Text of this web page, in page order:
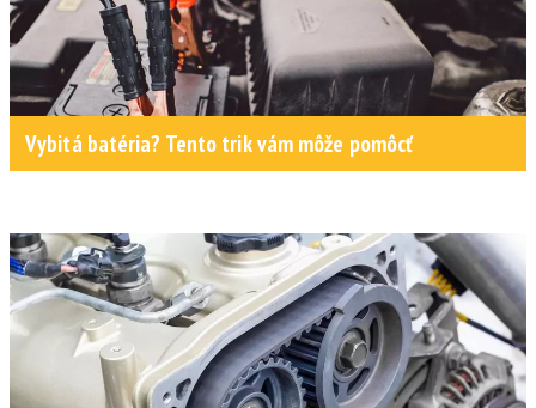
Vybitá batéria? Tento trik vám môže pomôcť